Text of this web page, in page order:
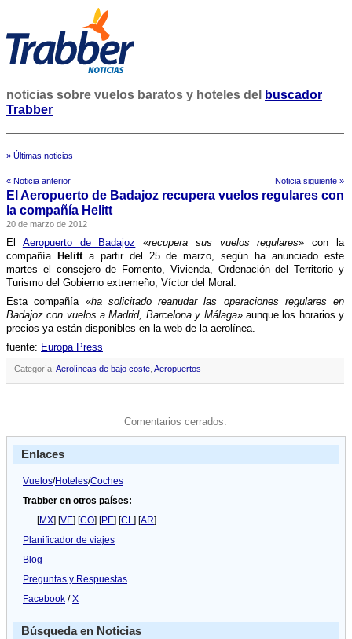
noticias sobre vuelos baratos y hoteles del
buscador
Trabber
» Últimas noticias
« Noticia anterior Noticia siguiente »
El Aeropuerto de Badajoz recupera vuelos regulares con
la compañí­a Helitt
20 de marzo de 2012
El Aeropuerto de Badajoz «recupera sus vuelos regulares» con la
compañí­a Helitta partir del 25 de marzo, según ha anunciado este
martes el consejero de Fomento, Vivienda, Ordenación del Territorio y
Turismo del Gobierno extremeño, Ví­ctor del Moral.
Esta compañí­a «ha solicitado reanudar las operaciones regulares en
Badajoz con vuelos a Madrid, Barcelona y Málaga» aunque los horarios y
precios ya están disponibles en la web de la aerolí­nea.
fuente: Europa Press
Categoría: Aerolíneas de bajo coste Aeropuertos
Comentarios cerrados.
Enlaces
Vuelos/Hoteles/Coches
Trabber en otros países:
[MX] [VE] [CO] [PE] [CL] [AR]
Planificador de viajes
Blog
Preguntas y Respuestas
Facebook /X
Búsqueda en Noticias